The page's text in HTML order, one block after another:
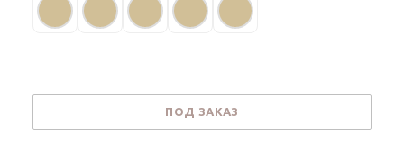
ПОД ЗАКАЗ